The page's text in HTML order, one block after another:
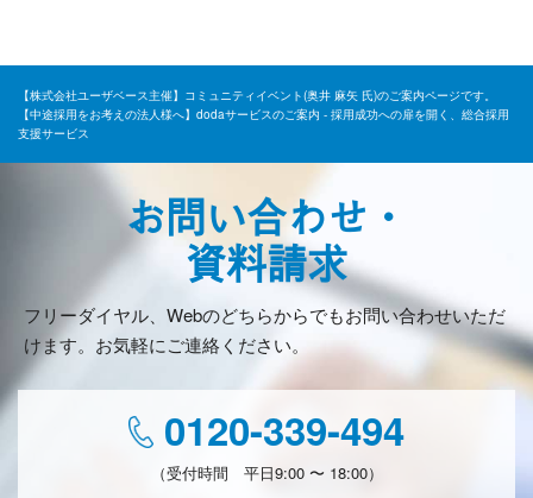
【株式会社ユーザベース主催】コミュニティイベント(奥井 麻矢 氏)のご案内ページです。
【中途採用をお考えの法人様へ】dodaサービスのご案内 - 採用成功への扉を開く、総合採用
支援サービス
お問い合わせ・
資料請求
フリーダイヤル、Webのどちらからでもお問い合わせいただ
けます。お気軽にご連絡ください。
0120-339-494
（受付時間 平日9:00 〜 18:00）